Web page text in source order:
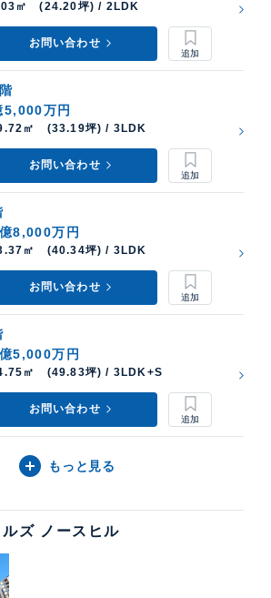
㎡ (24.20坪) / 2LDK
お問い合わせ
5,000万円
㎡ (33.19坪) / 3LDK
お問い合わせ
8,000万円
㎡ (40.34坪) / 3LDK
お問い合わせ
5,000万円
㎡ (49.83坪) / 3LDK+S
お問い合わせ
もっと見る
ズ ノースヒル